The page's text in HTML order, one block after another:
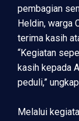
pembagian
Heldin, warga
terima kasih
“Kegiatan
kasih kepada
peduli,”
Melalui